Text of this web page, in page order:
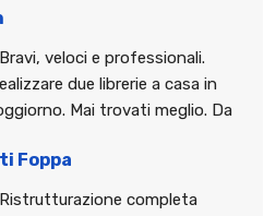
Bravi, veloci e professionali.
due librerie a casa in
Mai trovati meglio. Da
Foppa
Ristrutturazione completa